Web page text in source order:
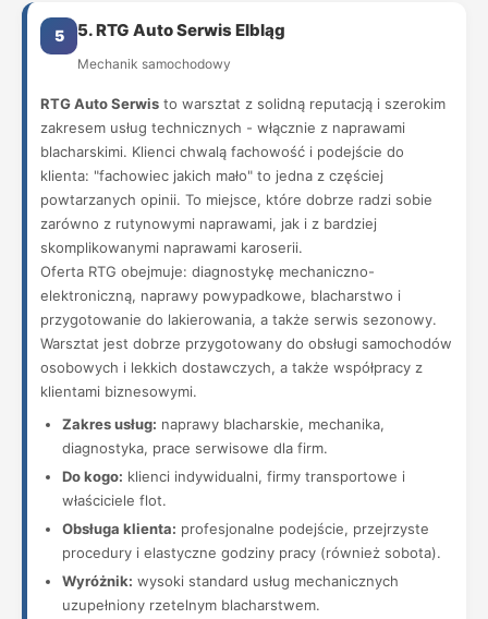
5 5. RTG Auto Serwis Elbląg
Mechanik samochodowy
RTG Auto Serwis to warsztat z solidną reputacją i szerokim
zakresem usług technicznych - włącznie z naprawami
blacharskimi. Klienci chwalą fachowość i podejście do
klienta: "fachowiec jakich mało" to jedna z częściej
powtarzanych opinii. To miejsce, które dobrze radzi sobie
zarówno z rutynowymi naprawami, jak i z bardziej
skomplikowanymi naprawami karoserii.
Oferta RTG obejmuje: diagnostykę mechaniczno-
elektroniczną, naprawy powypadkowe, blacharstwo i
przygotowanie do lakierowania, a także serwis sezonowy.
Warsztat jest dobrze przygotowany do obsługi samochodów
osobowych i lekkich dostawczych, a także współpracy z
klientami biznesowymi.
Zakres usług: naprawy blacharskie, mechanika,
diagnostyka, prace serwisowe dla firm.
Do kogo: klienci indywidualni, firmy transportowe i
właściciele flot.
Obsługa klienta: profesjonalne podejście, przejrzyste
procedury i elastyczne godziny pracy (również sobota).
Wyróżnik: wysoki standard usług mechanicznych
uzupełniony rzetelnym blacharstwem.